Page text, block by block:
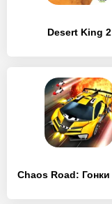
Desert King 2